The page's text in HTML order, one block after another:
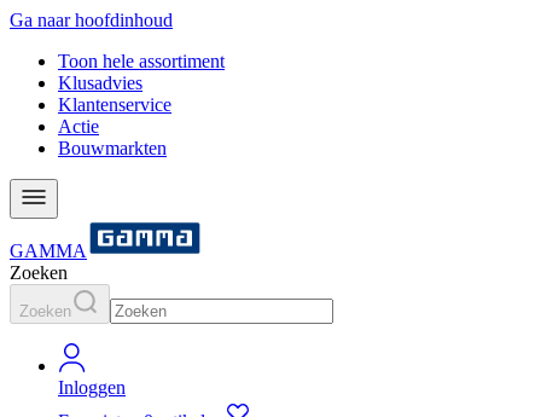
Ga naar hoofdinhoud
Toon hele assortiment
Klusadvies
Klantenservice
Actie
Bouwmarkten
GAMMA
Zoeken
Zoeken
Inloggen